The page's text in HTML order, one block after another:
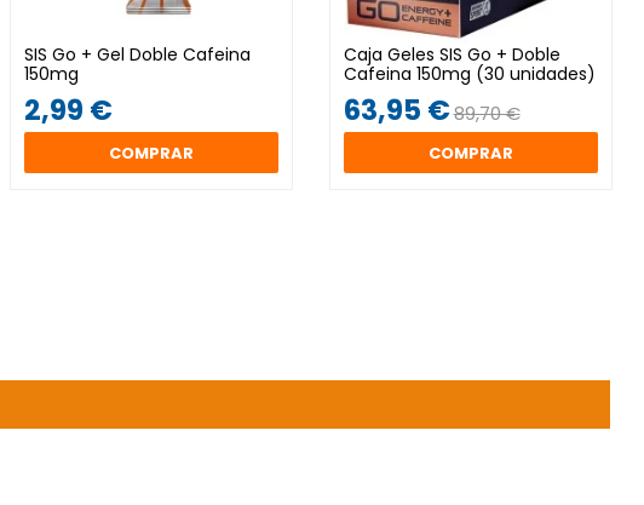
SIS Go + Gel Doble Cafeina
150mg
2,99 €
COMPRAR
Caja Geles SIS Go + Doble
Cafeina 150mg (30 unidades)
63,95 €89,70 €
COMPRAR